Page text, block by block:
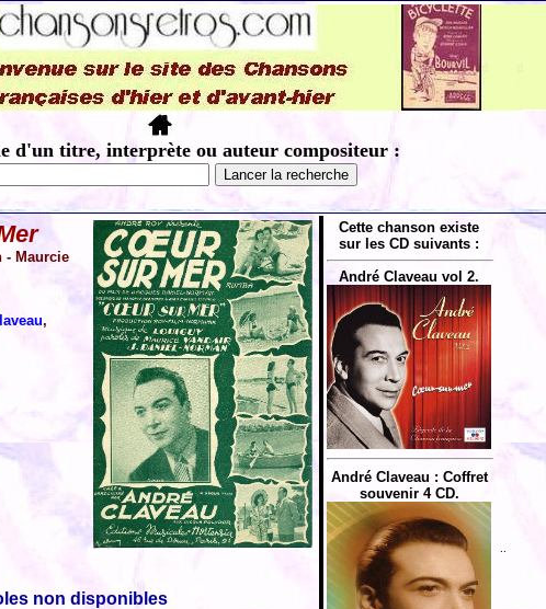
d'un titre, interprète ou auteur compositeur :
- Maurcie
,
non disponibles
Cette chanson existe
sur les CD suivants :
André Claveau vol 2.
André Claveau : Coffret
souvenir 4 CD.